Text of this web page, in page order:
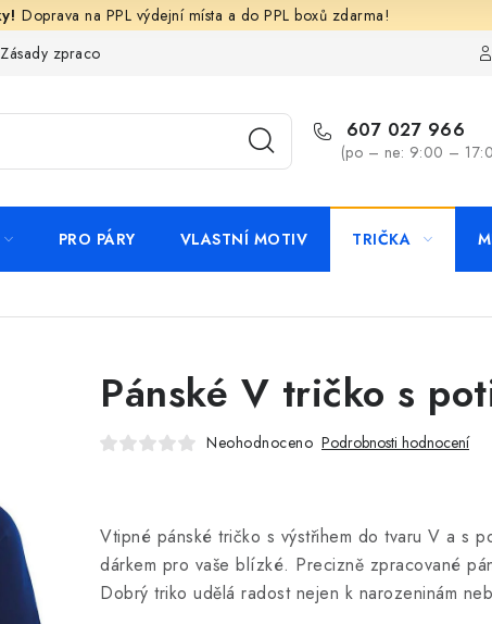
Doprava na PPL výdejní místa a do PPL boxů zdarma!
Zásady zpracování ochrany osobních údajů
607 027 966
(po – ne: 9:00 –
PRO PÁRY VLASTNÍ MOTIV TRIČKA
Pánské V tričko s
Neohodnoceno Podrobnosti hodnocení
Vtipné pánské tričko s výstřihem do tvaru V a s
dárkem pro vaše blízké. Precizně zpracované
Dobrý triko udělá radost nejen k narozeninám